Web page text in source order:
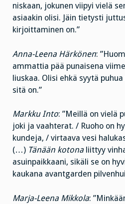
niskaan, jokunen viipyi vielä
asiaakin olisi. Jäin tietysti
kirjoittaminen on.”
Anna-Leena Härkönen:
ammattia pää punaisena
liuskaa. Olisi ehkä syytä
sitä on.”
Markku Into: ”Meillä on vielä
joki ja vaahterat. / Ruoho on
kundeja, / virtaava vesi
(…) Tänään kotona liittyy
asuinpaikkaani, sikäli se on
kaukana avantgarden
Marja-Leena Mikkola: